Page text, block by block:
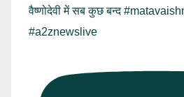
वैष्णोदेवी में सब कुछ बन्द
#a2znewslive